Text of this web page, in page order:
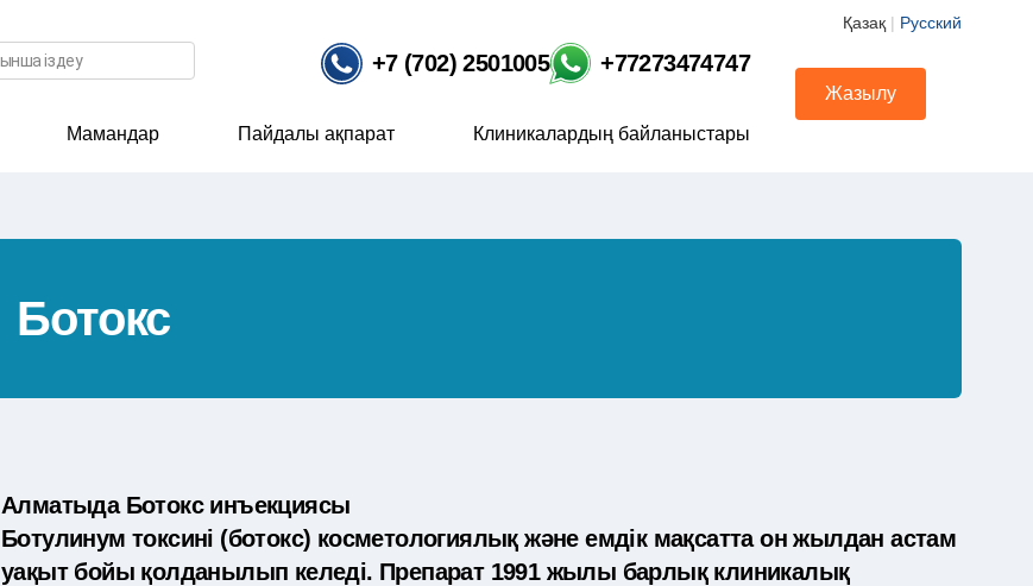
Қазақ | Русский
+7 (702) 2501005 +77273474747
Мамандар Пайдалы ақпарат Клиникалардың байланыстары
Жазылу
Ботокс
Алматыда Ботокс инъекциясы
Ботулинум токсині (ботокс) косметологиялық және емдік мақсатта он жылдан астам
уақыт бойы қолданылып келеді. Препарат 1991 жылы барлық клиникалық